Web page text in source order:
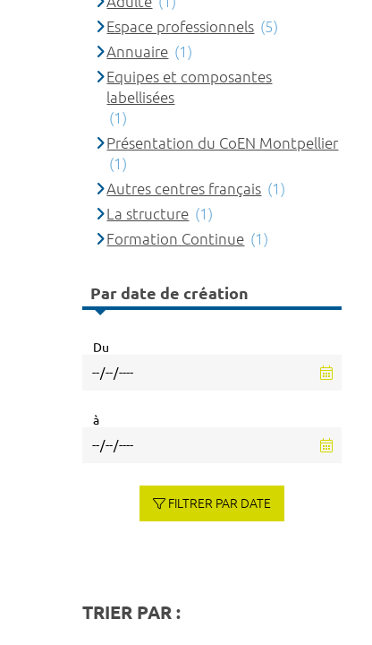
Espace professionnels (5)
Annuaire (1)
Equipes et composantes
labellisées
(1)
Présentation du CoEN Montpellier
(1)
Autres centres français (1)
La structure (1)
Formation Continue (1)
Par date de création
Du
à
FILTRER PAR DATE
TRIER PAR :